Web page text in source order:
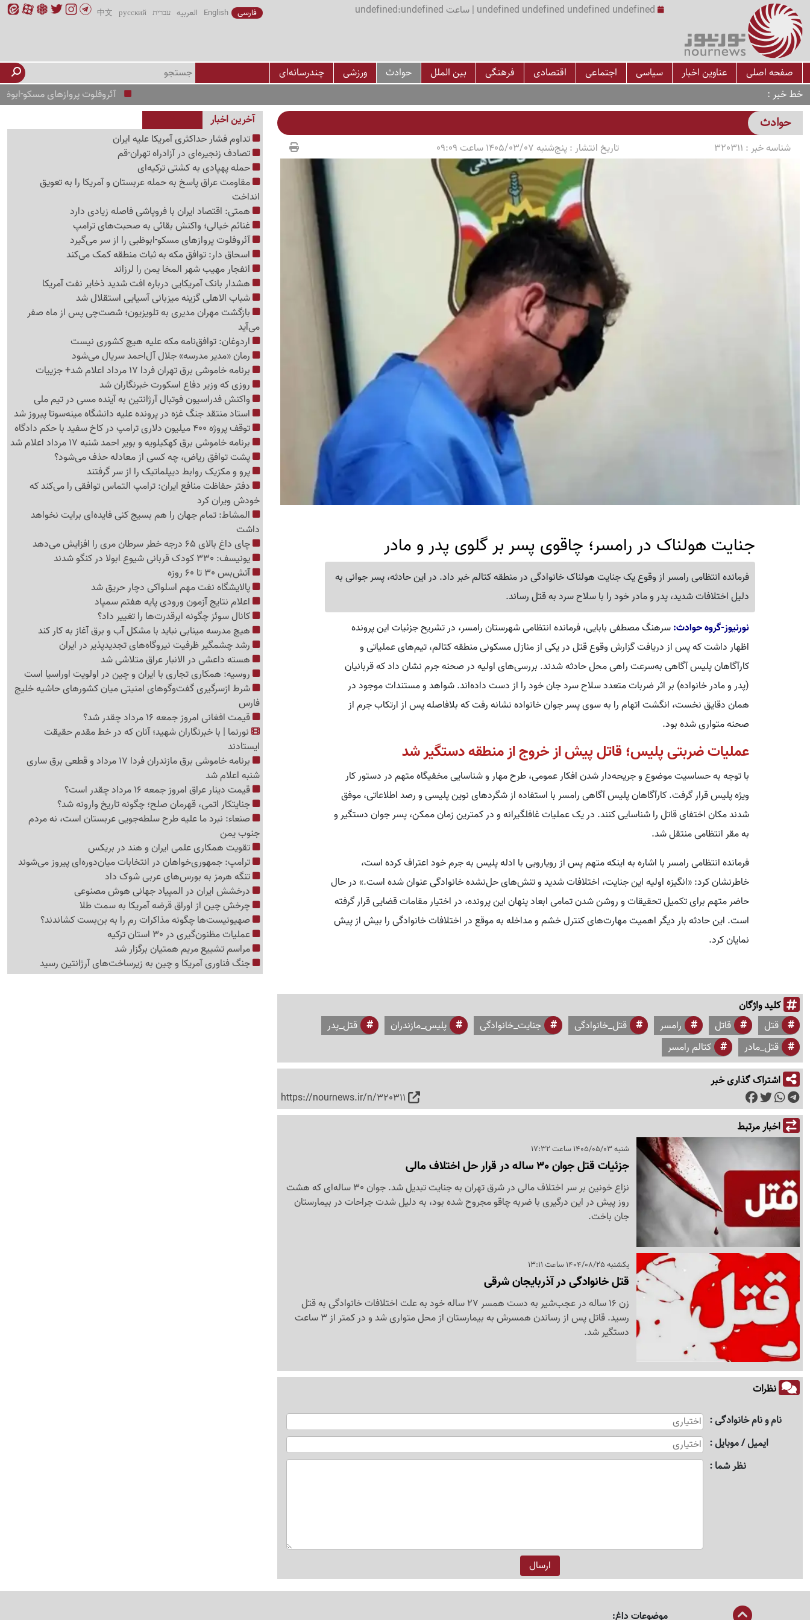
undefined undefined undefined undefined | ساعت undefined:undefined فارسی English العربیه עברית русский
中文
صفحه اصلی عناوین اخبار سیاسی اجتماعی اقتصادی فرهنگی بین الملل حوادث ورزشی
چندرسانه‌ای
خط خبر
آئروفلوت پروازهای مسکو-ابوظبی را
حوادث
شناسه خبر : 320311 تاریخ انتشار :پنج‌شنبه 1405/03/07 ساعت 09:09
جنایت هولناک در رامسر؛ چاقوی پسر بر گلوی پدر و مادر
فرمانده انتظامی رامسر از وقوع یک جنایت هولناک خانوادگی در منطقه کتالم خبر داد. در این حادثه، پسر جوانی به
دلیل اختلافات شدید، پدر و مادر خود را با سلاح سرد به قتل رساند.
نورنیوز-گروه حوادث:سرهنگ مصطفی بابایی، فرمانده انتظامی شهرستان رامسر، در تشریح جزئیات این پرونده
اظهار داشت که پس از دریافت گزارش وقوع قتل در یکی از منازل مسکونی منطقه کتالم، تیم‌های عملیاتی و
کارآگاهان پلیس آگاهی به‌سرعت راهی محل حادثه شدند. بررسی‌های اولیه در صحنه جرم نشان داد که قربانیان
(پدر و مادر خانواده) بر اثر ضربات متعدد سلاح سرد جان خود را از دست داده‌اند. شواهد و مستندات موجود در
همان دقایق نخست، انگشت اتهام را به سوی پسر جوان خانواده نشانه رفت که بلافاصله پس از ارتکاب جرم از
صحنه متواری شده بود.
عملیات ضربتی پلیس؛ قاتل پیش از خروج از منطقه دستگیر شد
با توجه به حساسیت موضوع و جریحه‌دار شدن افکار عمومی، طرح مهار و شناسایی مخفیگاه متهم در دستور کار
ویژه پلیس قرار گرفت. کارآگاهان پلیس آگاهی رامسر با استفاده از شگردهای نوین پلیسی و رصد اطلاعاتی، موفق
شدند مکان اختفای قاتل را شناسایی کنند. در یک عملیات غافلگیرانه و در کمترین زمان ممکن، پسر جوان دستگیر و
به مقر انتظامی منتقل شد.
فرمانده انتظامی رامسر با اشاره به اینکه متهم پس از رویارویی با ادله پلیس به جرم خود اعتراف کرده است،
خاطرنشان کرد: «انگیزه اولیه این جنایت، اختلافات شدید و تنش‌های حل‌نشده خانوادگی عنوان شده است.» در حال
حاضر متهم برای تکمیل تحقیقات و روشن شدن تمامی ابعاد پنهان این پرونده، در اختیار مقامات قضایی قرار گرفته
است. این حادثه بار دیگر اهمیت مهارت‌های کنترل خشم و مداخله به موقع در اختلافات خانوادگی را بیش از پیش
نمایان کرد.
کلید واژگان
قتل قاتل رامسر قتل_خانوادگی جنایت_خانوادگی پلیس_مازندران
قتل_پدر
قتل_مادر
کتالم رامسر
اشتراک گذاری خبر
https://nournews.ir/n/320311
اخبار مرتبط
شنبه 1405/05/03 ساعت 17:32
جزئیات قتل جوان 30 ساله در قرار حل اختلاف مالی
نزاع خونین بر سر اختلاف مالی در شرق تهران به جنایت تبدیل شد. جوان 30 ساله‌ای که هشت
روز پیش در این درگیری با ضربه چاقو مجروح شده بود، به دلیل شدت جراحات در بیمارستان
جان باخت.
یکشنبه 1404/08/25 ساعت 13:11
قتل خانوادگی در آذربایجان شرقی
زن 16 ساله در عجب‌شیر به دست همسر 27 ساله خود به علت اختلافات خانوادگی به قتل
رسید. قاتل پس از رساندن همسرش به بیمارستان از محل متواری شد و در کمتر از 3 ساعت
دستگیر شد.
نظرات
نام و نام خانوادگی
ایمیل / موبایل
نظر شما
آخرین اخبار
تداوم فشار حداکثری آمریکا علیه ایران
تصادف زنجیره‌ای در آزادراه تهران-قم
حمله پهپادی به کشتی ترکیه‌ای
مقاومت عراق پاسخ به حمله عربستان و آمریکا را به تعویق
انداخت
همتی: اقتصاد ایران با فروپاشی فاصله زیادی دارد
غنائم خیالی؛ واکنش بقائی به صحبت‌های ترامپ
آئروفلوت پروازهای مسکو-ابوظبی را از سر می‌گیرد
اسحاق دار: توافق مکه به ثبات منطقه کمک می‌کند
انفجار مهیب شهر المخا یمن را لرزاند
هشدار بانک آمریکایی درباره افت شدید ذخایر نفت آمریکا
شباب الاهلی گزینه میزبانی آسیایی استقلال شد
بازگشت مهران مدیری به تلویزیون؛ شصت‌چی پس از ماه صفر
می‌آید
اردوغان: توافق‌نامه مکه علیه هیچ کشوری نیست
رمان «مدیر مدرسه» جلال آل‌احمد سریال می‌شود
برنامه خاموشی برق تهران فردا 17 مرداد اعلام شد+ جزییات
روزی که وزیر دفاع اسکورت خبرنگاران شد
واکنش فدراسیون فوتبال آرژانتین به آینده مسی در تیم ملی
استاد منتقد جنگ غزه در پرونده علیه دانشگاه مینه‌سوتا پیروز شد
توقف پروژه 400 میلیون دلاری ترامپ در کاخ سفید با حکم دادگاه
برنامه خاموشی برق کهکیلویه و بویر احمد شنبه 17 مرداد اعلام شد
پشت توافق ریاض، چه کسی از معادله حذف می‌شود؟
پرو و مکزیک روابط دیپلماتیک را از سر گرفتند
دفتر حفاظت منافع ایران: ترامپ التماس توافقی را می‌کند که
خودش ویران کرد
المشاط: تمام جهان را هم بسیج کنی فایده‌ای برایت نخواهد
داشت
چای داغ بالای 65 درجه خطر سرطان مری را افزایش می‌دهد
یونیسف: 330 کودک قربانی شیوع ابولا در کنگو شدند
آتش‌بس 30 تا 60 روزه
پالایشگاه نفت مهم اسلواکی دچار حریق شد
اعلام نتایج آزمون ورودی پایه هفتم سمپاد
کانال سوئز چگونه ابرقدرت‌ها را تغییر داد؟
هیچ مدرسه مینابی نباید با مشکل آب و برق آغاز به کار کند
رشد چشمگیر ظرفیت نیروگاه‌های تجدیدپذیر در ایران
هسته داعشی در الانبار عراق متلاشی شد
روسیه: همکاری تجاری با ایران و چین در اولویت اوراسیا است
شرط ازسرگیری گفت‌وگوهای امنیتی میان کشورهای حاشیه خلیج
فارس
قیمت افغانی امروز جمعه 16 مرداد چقدر شد؟
نورنما | با خبرنگاران شهید؛ آنان که در خط مقدم حقیقت
ایستادند
برنامه خاموشی برق مازندران فردا 17 مرداد و قطعی برق ساری
شنبه اعلام شد
قیمت دینار عراق امروز جمعه 16 مرداد چقدر است؟
جنایتکار اتمی، قهرمان صلح؛ چگونه تاریخ وارونه شد؟
صنعاء: نبرد ما علیه طرح سلطه‌جویی عربستان است، نه مردم
جنوب یمن
تقویت همکاری علمی ایران و هند در بریکس
ترامپ: جمهوری‌خواهان در انتخابات میان‌دوره‌ای پیروز می‌شوند
تنگه هرمز به بورس‌های عربی شوک داد
درخشش ایران در المپیاد جهانی هوش مصنوعی
چرخش چین از اوراق قرضه آمریکا به سمت طلا
صهیونیست‌ها چگونه مذاکرات رم را به بن‌بست کشاندند؟
عملیات مظنون‌گیری در 30 استان ترکیه
مراسم تشییع مریم همتیان برگزار شد
جنگ فناوری آمریکا و چین به زیرساخت‌های آرژانتین رسید
موضوعات داغ: